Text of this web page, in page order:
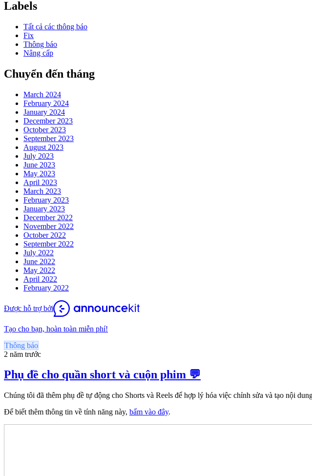
Labels
Tất cả các thông báo
Fix
Thông báo
Nâng cấp
Chuyển đến tháng
March 2024
February 2024
January 2024
December 2023
October 2023
September 2023
August 2023
July 2023
June 2023
May 2023
April 2023
March 2023
February 2023
January 2023
December 2022
November 2022
October 2022
September 2022
July 2022
June 2022
May 2022
April 2022
February 2022
Được hỗ trợ bởi
Tạo cho bạn, hoàn toàn miễn phí!
Thông báo
2 năm trước
Phụ đề cho quần short và cuộn phim 💬
Chúng tôi đã thêm phụ đề tự động cho Shorts và Reels để hợp lý hóa việc chỉnh sửa và tạo nội
Để biết thêm thông tin về tính năng này, bấm vào đây.